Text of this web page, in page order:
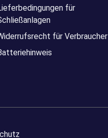
für
für Verbraucher